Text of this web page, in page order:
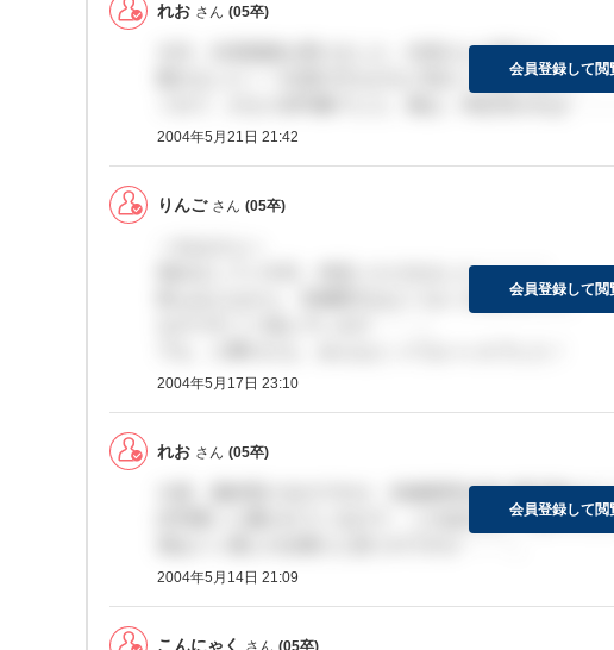
れお さん (05卒)
今日、社長面接を受けました。社長さんの若さに
驚きました！！社員の方もかなり気さくに話し掛けて
2004年5月21日 21:42
会員登録して閲
りんご さん (05卒)
初めまして☆今日、内定いただきました！！！！
私もみんなから、先物取引はよくないと聞きました。
2004年5月17日 23:10
会員登録して閲
れお さん (05卒)
今度、最終受けるのですが、先物業界全体の掲示板はど
評判悪いと書かれているので、この会社はどうなのでし
2004年5月14日 21:09
会員登録して閲
こんにゃく さん (05卒)